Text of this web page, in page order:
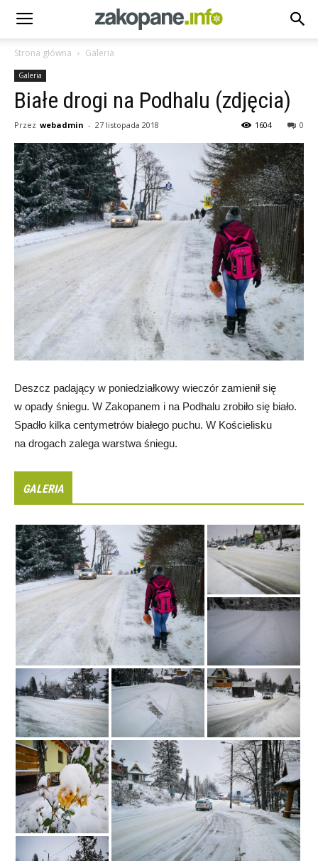
Strona główna Galeria
Galeria
Białe drogi na Podhalu (zdjęcia)
Przez webadmin - 27 listopada 2018 0
1604
Deszcz padający w poniedziałkowy wieczór zamienił się
w opady śniegu. W Zakopanem i na Podhalu zrobiło się biało.
Spadło kilka centymetrów białego puchu. W Kościelisku
na drogach zalega warstwa śniegu.
GALERIA